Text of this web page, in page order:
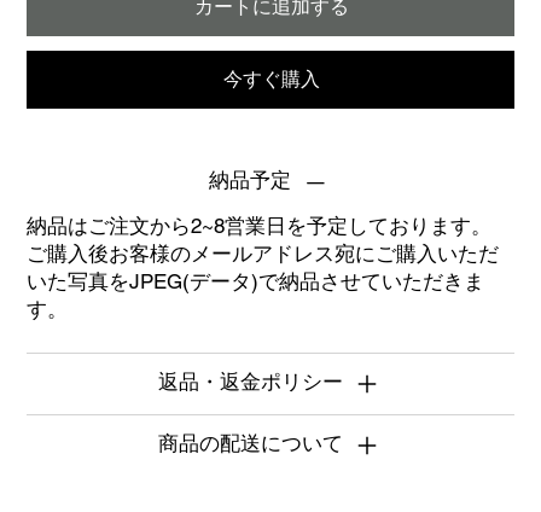
カートに追加する
今すぐ購入
納品予定
納品はご注文から2~8営業日を予定しております。
ご購入後お客様のメールアドレス宛にご購入いただ
いた写真をJPEG(データ)で納品させていただきま
す。
返品・返金ポリシー
商品の配送について